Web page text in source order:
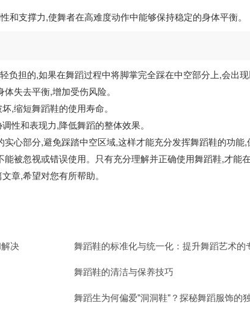
和支撑力,使舞者在高难度动作中能够保持稳定的身体平衡。
负担的,如果在舞蹈过程中将脚掌完全踩在中空部分上,会出
失去平衡,增加受伤风险。
,缩短舞蹈鞋的使用寿命。
性和表现力,降低舞蹈的整体效果。
心部分,避免踩踏中空区域,这样才能充分发挥舞蹈鞋的功能,
被忽视或错误使用。只有充分理解并正确使用舞蹈鞋,才能
章,希望对您有所帮助。
决 舞蹈鞋的标准化与统一化：提升舞蹈艺术的
舞蹈鞋的清洁与保养技巧
舞蹈生为何偏爱"洞洞鞋"？探秘舞蹈服饰的